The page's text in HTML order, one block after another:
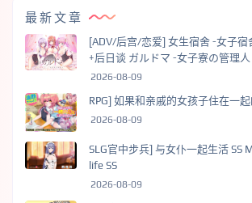
最新文章
[ADV/后宫/恋爱] 女生宿舍 -女子宿
+后日谈 ガルドマ -女子寮の管理人
2026-08-09
RPG] 如果和亲戚的女孩子住在一
2026-08-09
SLG官中步兵] 与女仆一起生活 SS
life SS
2026-08-09